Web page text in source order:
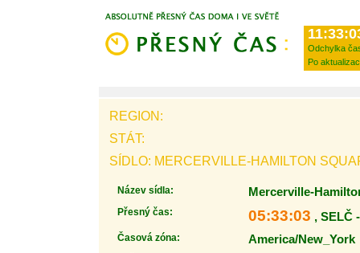
Odchylka
Po
REGION:
STÁT:
SÍDLO: MERCERVILLE-HAMILTON
Název sídla: Mercerville-
Přesný čas: 05:33:03 , SELČ
Časová zóna: America/New_York